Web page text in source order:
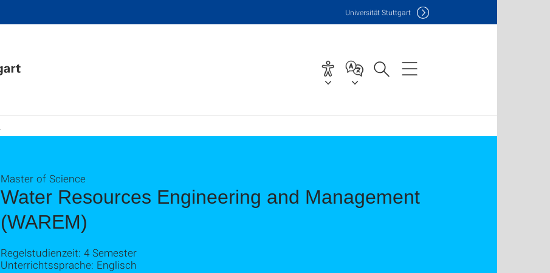
Universität Stuttgart
Water Resources Engineering and Management
(WAREM)
Master of Science
Regelstudienzeit: 4 Semester
Unterrichtssprache: Englisch